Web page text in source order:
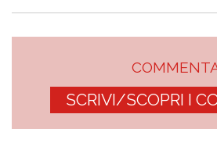
SCRIVI/SCOPRI I